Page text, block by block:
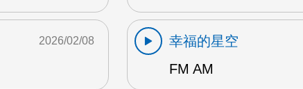
2026/02/08
幸福的星空
FM AM